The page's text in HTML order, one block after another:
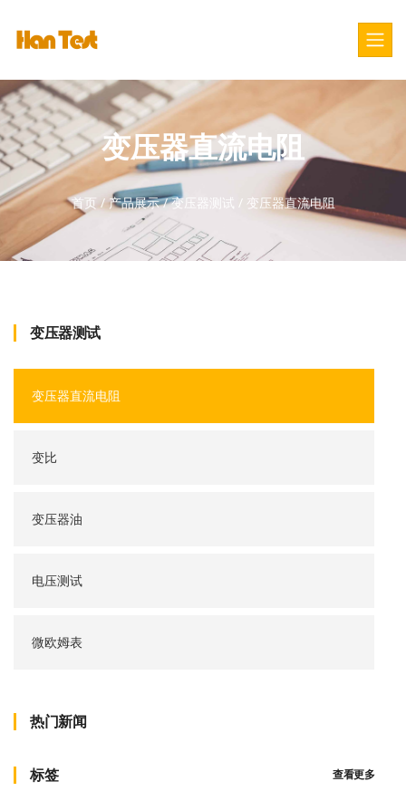
变压器直流电阻
首页/产品展示/变压器测试 / 变压器直流电阻
变压器测试
变压器直流电阻
变比
变压器油
电压测试
微欧姆表
热门新闻
标签 查看更多